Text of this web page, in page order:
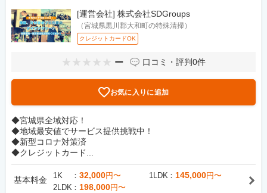
[運営会社] 株式会社SDGroups
（宮城県黒川郡大和町の特殊清掃）
クレジットカードOK
ー 口コミ・評判0件
お気に入りに追加
◆宮城県全域対応！
◆地域最安値でサービス提供挑戦中！
◆新型コロナ対策済
◆クレジットカード...
基本料金 1K 32,000円〜 1LDK 145,000円〜
2LDK
198,000円〜